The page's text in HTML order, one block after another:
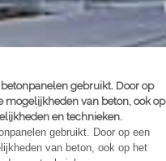
gebruikt. Door op
van beton, ook op
en technieken.
gebruikt. Door op een
van beton, ook op het